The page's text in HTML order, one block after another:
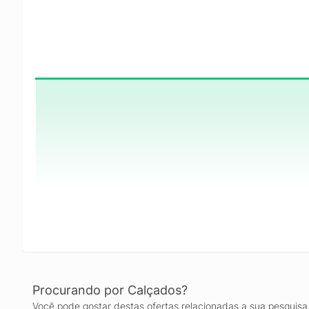
Procurando por Calçados?
Você pode gostar destas ofertas relacionadas a sua